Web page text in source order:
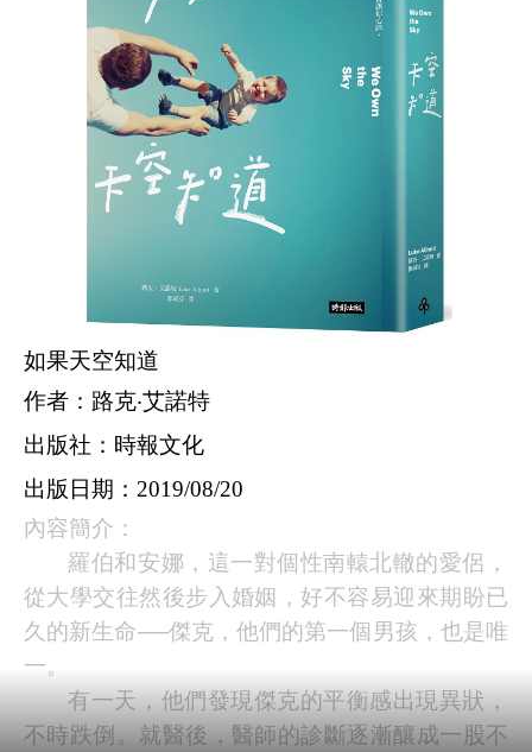
如果天空知道
作者：路克‧艾諾特
出版社：時報文化
出版日期： 2019/08/20
內容簡介：
羅伯和安娜，這一對個性南轅北轍的愛侶，
從大學交往然後步入婚姻，好不容易迎來期盼已
久的新生命──傑克，他們的第一個男孩，也是唯
一。
有一天，他們發現傑克的平衡感出現異狀，
不時跌倒。就醫後，醫師的診斷逐漸釀成一股不